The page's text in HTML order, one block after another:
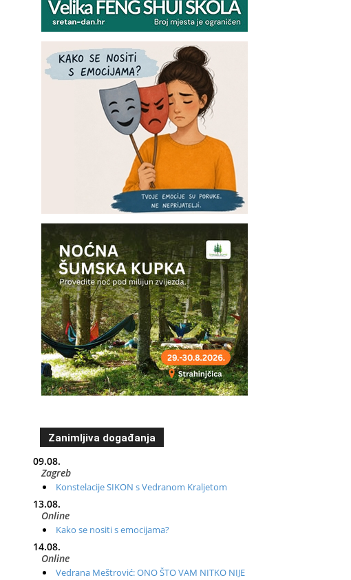
Zanimljiva događanja
09.08.
Zagreb
Konstelacije SIKON s Vedranom Kraljetom
13.08.
Online
Kako se nositi s emocijama?
14.08.
Online
Vedrana Meštrović: ONO ŠTO VAM NITKO NIJE